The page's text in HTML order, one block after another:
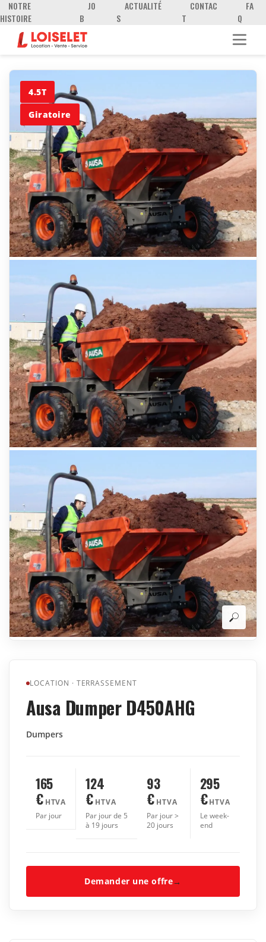
NOTRE
HISTOIRE
JO
B
ACTUALITÉ
S
CONTAC
T
FA
Q
4.5T
Giratoire
LOCATION · TERRASSEMENT
Ausa Dumper D450AHG
Dumpers
165
€ HTVA
Par jour
124
€ HTVA
Par jour de 5
à 19 jours
93
€ HTVA
Par jour >
20 jours
295
€ HTVA
Le week-
end
Demander une offre→